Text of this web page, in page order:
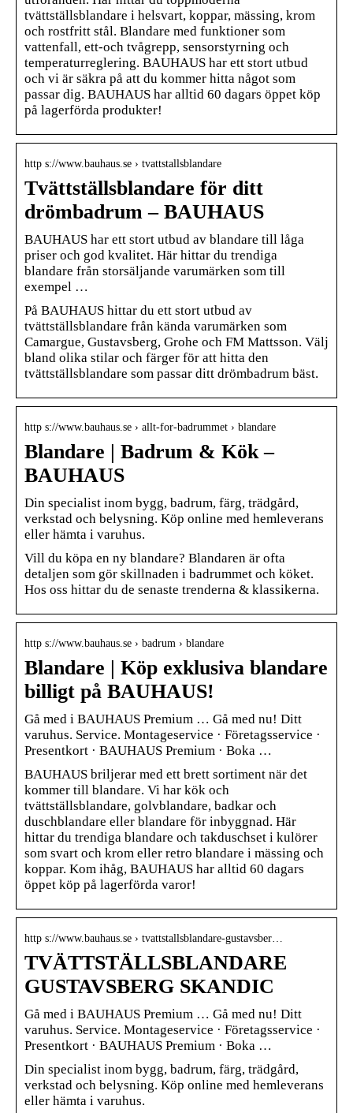
tvättställsblandare i helsvart, koppar, mässing, krom
och rostfritt stål. Blandare med funktioner som
vattenfall, ett-och tvågrepp, sensorstyrning och
temperaturreglering. BAUHAUS har ett stort utbud
och vi är säkra på att du kommer hitta något som
passar dig. BAUHAUS har alltid 60 dagars öppet köp
på lagerförda produkter!
http s://www.bauhaus.se › tvattstallsblandare
Tvättställsblandare för ditt
drömbadrum – BAUHAUS
BAUHAUS har ett stort utbud av blandare till låga
priser och god kvalitet. Här hittar du trendiga
blandare från storsäljande varumärken som till
exempel …
På BAUHAUS hittar du ett stort utbud av
tvättställsblandare från kända varumärken som
Camargue, Gustavsberg, Grohe och FM Mattsson. Välj
bland olika stilar och färger för att hitta den
tvättställsblandare som passar ditt drömbadrum bäst.
http s://www.bauhaus.se › allt-for-badrummet › blandare
Blandare | Badrum & Kök –
BAUHAUS
Din specialist inom bygg, badrum, färg, trädgård,
verkstad och belysning. Köp online med hemleverans
eller hämta i varuhus.
Vill du köpa en ny blandare? Blandaren är ofta
detaljen som gör skillnaden i badrummet och köket.
Hos oss hittar du de senaste trenderna & klassikerna.
http s://www.bauhaus.se › badrum › blandare
Blandare | Köp exklusiva blandare
billigt på BAUHAUS!
Gå med i BAUHAUS Premium … Gå med nu! Ditt
varuhus. Service. Montageservice · Företagsservice ·
Presentkort · BAUHAUS Premium · Boka …
BAUHAUS briljerar med ett brett sortiment när det
kommer till blandare. Vi har kök och
tvättställsblandare, golvblandare, badkar och
duschblandare eller blandare för inbyggnad. Här
hittar du trendiga blandare och takduschset i kulörer
som svart och krom eller retro blandare i mässing och
koppar. Kom ihåg, BAUHAUS har alltid 60 dagars
öppet köp på lagerförda varor!
http s://www.bauhaus.se › tvattstallsblandare-gustavsber…
TVÄTTSTÄLLSBLANDARE
GUSTAVSBERG SKANDIC
Gå med i BAUHAUS Premium … Gå med nu! Ditt
varuhus. Service. Montageservice · Företagsservice ·
Presentkort · BAUHAUS Premium · Boka …
Din specialist inom bygg, badrum, färg, trädgård,
verkstad och belysning. Köp online med hemleverans
eller hämta i varuhus.